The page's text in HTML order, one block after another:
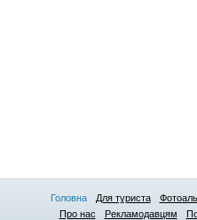
Головна Для туриста
Про нас
Рекламодавцям